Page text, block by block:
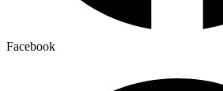
Facebook